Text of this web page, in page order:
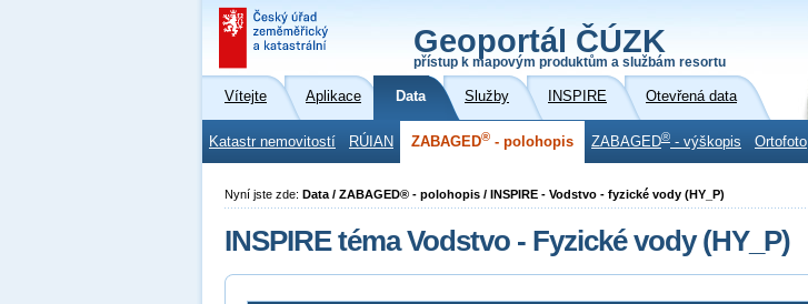
Geoportál ČÚZK
přístup k mapovým produktům a službám resortu
Vítejte Aplikace Data Služby INSPIRE Otevřená data
Katastr nemovitostí RÚIAN ZABAGED® - polohopis ZABAGED® - výškopis Ortofoto
Nyní jste zde: Data / ZABAGED® - polohopis / INSPIRE - Vodstvo - fyzické vody (HY_P)
INSPIRE téma Vodstvo - Fyzické vody (HY_P)